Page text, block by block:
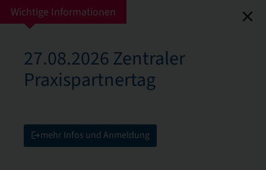
Wichtige Informationen
27.08.2026 Zentraler
Praxispartnertag
mehr Infos und Anmeldung